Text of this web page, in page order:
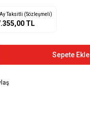
Taksitli (Sözleşmeli)
TL
Sepete Ekle